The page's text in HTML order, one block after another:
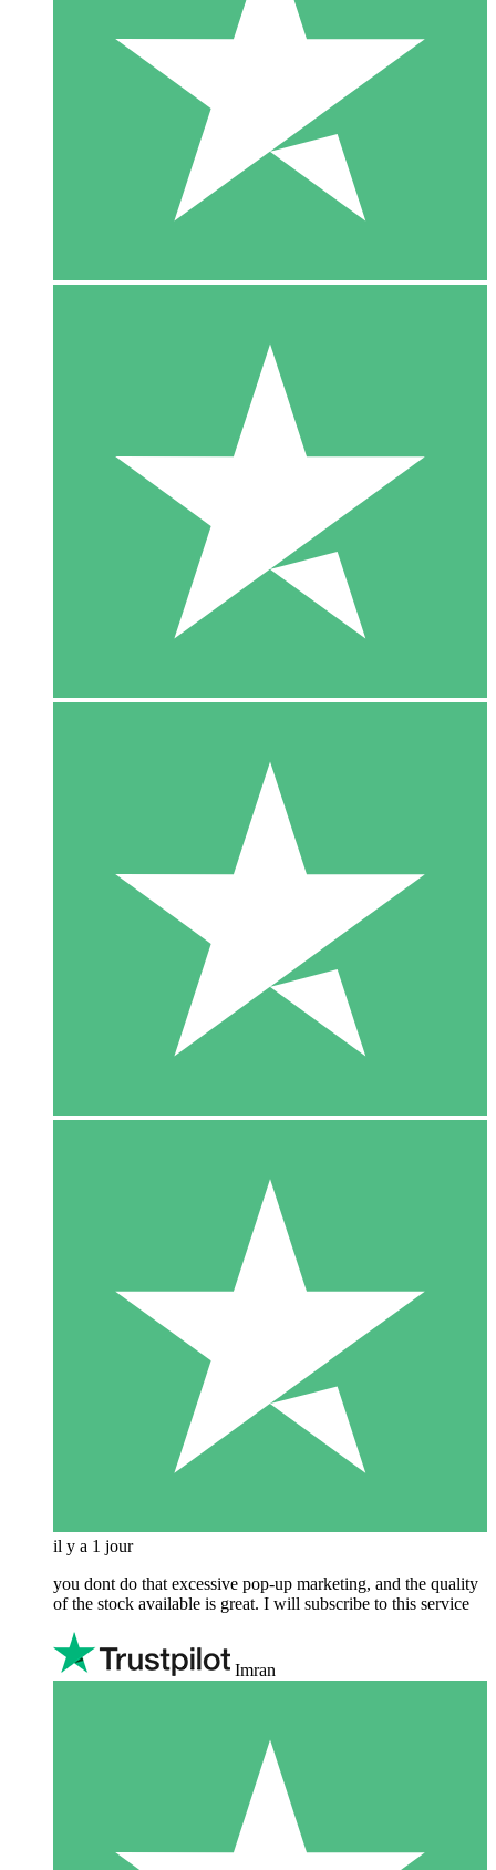
il y a 1 jour
you dont do that excessive pop-up marketing, and the quality
of the stock available is great. I will subscribe to this service
Imran